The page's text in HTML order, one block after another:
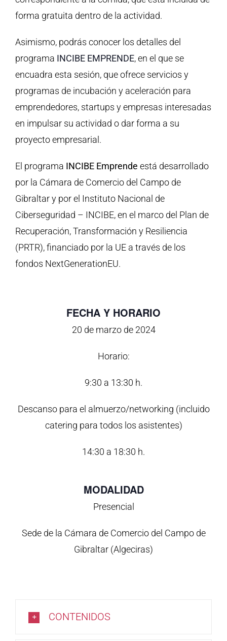
forma gratuita dentro de la actividad.
Asimismo, podrás conocer los detalles del
programa INCIBE EMPRENDE, en el que se
encuadra esta sesión, que ofrece servicios y
programas de incubación y aceleración para
emprendedores, startups y empresas interesadas
en impulsar su actividad o dar forma a su
proyecto empresarial.
El programa INCIBE Emprende está desarrollado
por la Cámara de Comercio del Campo de
Gibraltar y por el Instituto Nacional de
Ciberseguridad – INCIBE, en el marco del Plan de
Recuperación, Transformación y Resiliencia
(PRTR), financiado por la UE a través de los
fondos NextGenerationEU.
FECHA Y HORARIO
20 de marzo de 2024
Horario:
9:30 a 13:30 h.
Descanso para el almuerzo/networking (incluido
catering para todos los asistentes)
14:30 a 18:30 h.
MODALIDAD
Presencial
Sede de la Cámara de Comercio del Campo de
Gibraltar (Algeciras)
CONTENIDOS